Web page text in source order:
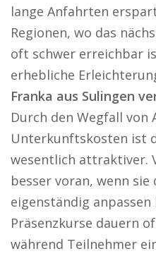
lange Anfahrten
Regionen, wo das
oft schwer erreichbar
erhebliche
Franka aus Sulingen
Durch den Wegfall von
Unterkunftskosten ist
wesentlich attraktiver.
besser voran, wenn
eigenständig anpassen
Präsenzkurse dauern
während Teilnehmer